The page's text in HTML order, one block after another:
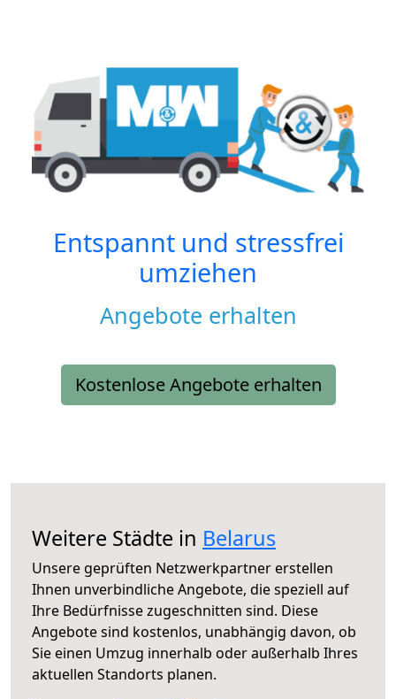
Entspannt und stressfrei
umziehen
Angebote erhalten
Kostenlose Angebote erhalten
Weitere Städte in Belarus
Unsere geprüften Netzwerkpartner erstellen
Ihnen unverbindliche Angebote, die speziell auf
Ihre Bedürfnisse zugeschnitten sind. Diese
Angebote sind kostenlos, unabhängig davon, ob
Sie einen Umzug innerhalb oder außerhalb Ihres
aktuellen Standorts planen.